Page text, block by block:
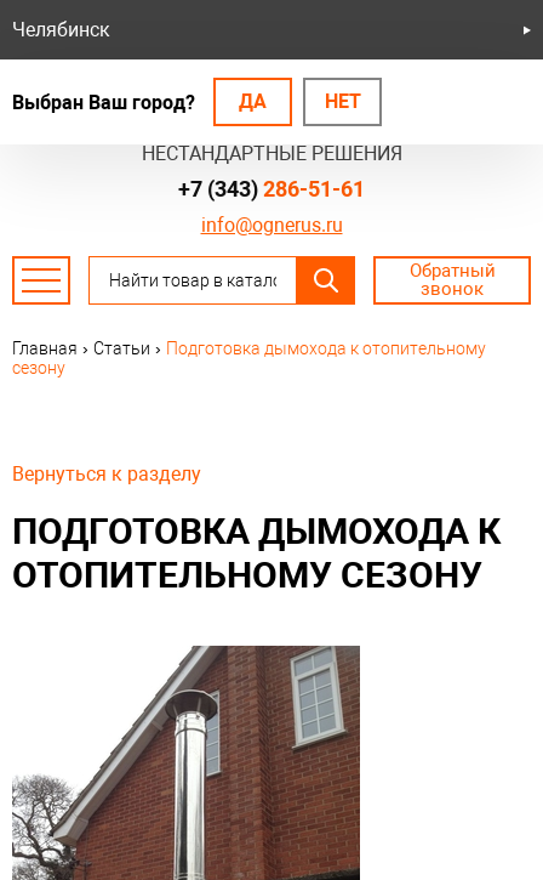
БЕЗОПАСНЫЕ СИСТЕМЫ
НЕСТАНДАРТНЫЕ РЕШЕНИЯ
Челябинск
Выбран Ваш город? ДА НЕТ
info@ognerus.ru
+7 (343)286-51-61
Обратный
звонок
Главная › Статьи › Подготовка дымохода к отопительному
сезону
Вернуться к разделу
ПОДГОТОВКА ДЫМОХОДА К
ОТОПИТЕЛЬНОМУ СЕЗОНУ